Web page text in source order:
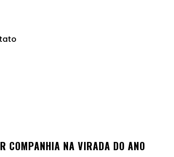
COMPANHIA NA VIRADA DO ANO